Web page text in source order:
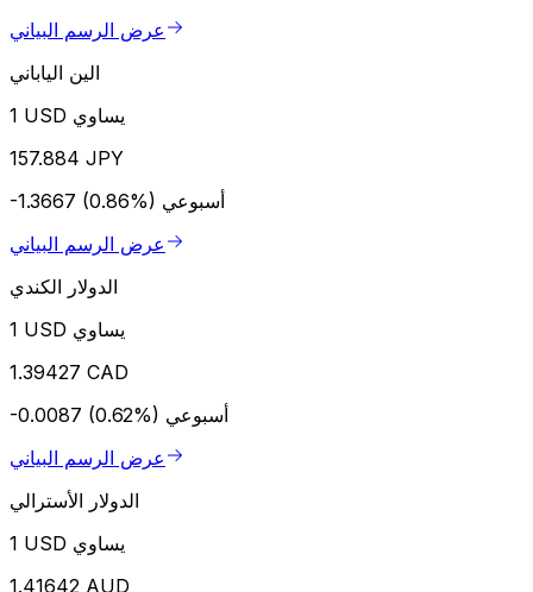
عرض الرسم البياني
الين الياباني
1 USD يساوي
157.884 JPY
-1.3667 (0.86%) أسبوعي
عرض الرسم البياني
الدولار الكندي
1 USD يساوي
1.39427 CAD
-0.0087 (0.62%) أسبوعي
عرض الرسم البياني
الدولار الأسترالي
1 USD يساوي
1.41642 AUD